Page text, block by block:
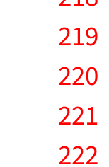
219
220
221
222